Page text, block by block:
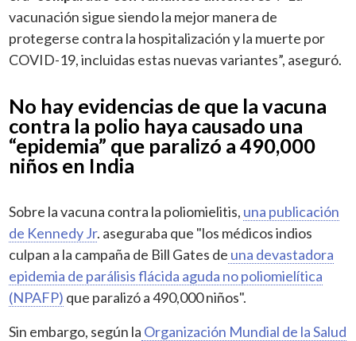
vacunación sigue siendo la mejor manera de
protegerse contra la hospitalización y la muerte por
COVID-19, incluidas estas nuevas variantes”, aseguró.
No hay evidencias de que la vacuna
contra la polio haya causado una
“epidemia” que paralizó a 490,000
niños en India
Sobre la vacuna contra la poliomielitis, una publicación
de Kennedy Jr. aseguraba que "los médicos indios
culpan a la campaña de Bill Gates de una devastadora
epidemia de parálisis flácida aguda no poliomielítica
(NPAFP) que paralizó a 490,000 niños".
Sin embargo, según la Organización Mundial de la Salud